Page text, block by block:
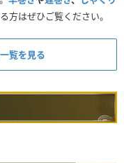
方はぜひご覧ください。
覧を見る